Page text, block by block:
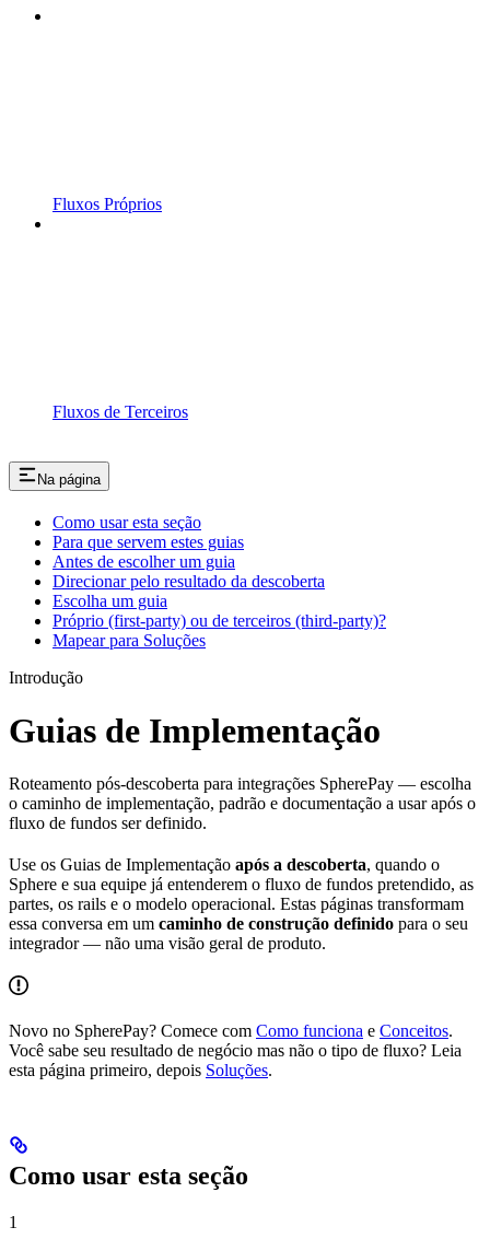
Fluxos Próprios
Fluxos de Terceiros
Na página
Como usar esta seção
Para que servem estes guias
Antes de escolher um guia
Direcionar pelo resultado da descoberta
Escolha um guia
Próprio (first-party) ou de terceiros (third-party)?
Mapear para Soluções
Introdução
Guias de Implementação
Roteamento pós-descoberta para integrações SpherePay — escolha
o caminho de implementação, padrão e documentação a usar após o
fluxo de fundos ser definido.
Use os Guias de Implementação após a descoberta, quando o
Sphere e sua equipe já entenderem o fluxo de fundos pretendido, as
partes, os rails e o modelo operacional. Estas páginas transformam
essa conversa em um caminho de construção definido para o seu
integrador — não uma visão geral de produto.
Novo no SpherePay? Comece com Como funciona e Conceitos.
Você sabe seu resultado de negócio mas não o tipo de fluxo? Leia
esta página primeiro, depois Soluções.
Como usar esta seção
1